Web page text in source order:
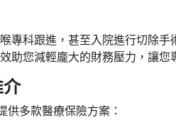
專科跟進，甚至入院進行切除手
助您減輕龐大的財務壓力，讓您
介​
供多款醫療保險方案：